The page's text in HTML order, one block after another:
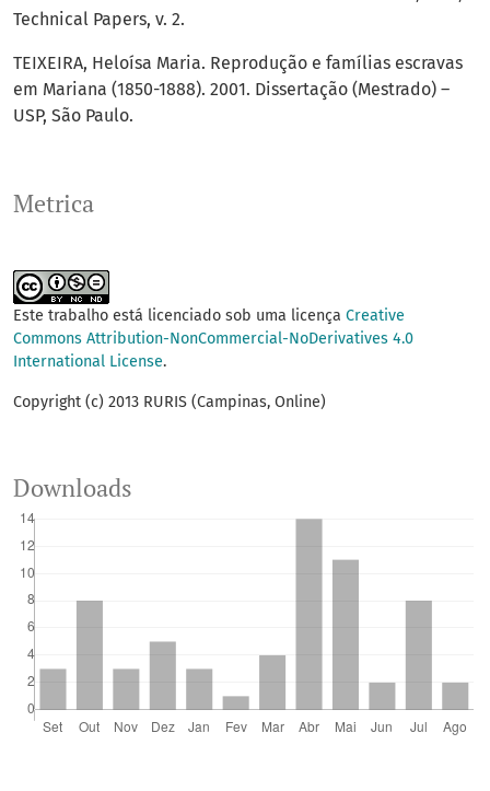
Metrica
Technical Papers, v. 2.
TEIXEIRA, Heloísa Maria. Reprodução e famílias escravas
em Mariana (1850-1888). 2001. Dissertação (Mestrado) –
USP, São Paulo.
Este trabalho está licenciado sob uma licença Creative
Commons Attribution-NonCommercial-NoDerivatives 4.0
International License.
Copyright (c) 2013 RURIS (Campinas, Online)
Downloads